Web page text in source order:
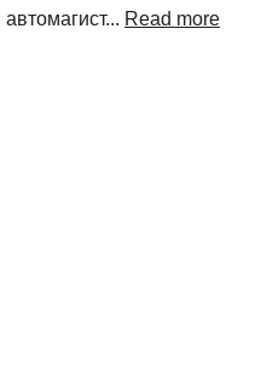
автомагист... Read more